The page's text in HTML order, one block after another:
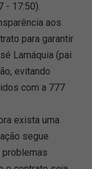
- 17:50).
aos
para garantir
Lamáquia (pai
evitando
com a 777
exista uma
segue
problemas